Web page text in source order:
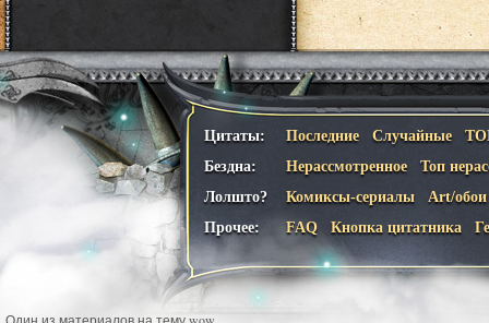
Цитаты: Последние Случайные
Бездна:
Нерассмотренное
Топ
Лолшто?
Комиксы-сериалы
Art/обои
Прочее:
FAQ Кнопка цитатника